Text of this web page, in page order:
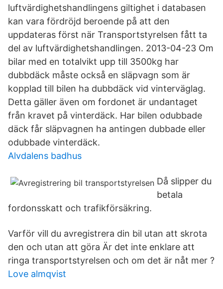
luftvärdighetshandlingens giltighet i databasen
kan vara fördröjd beroende på att den
uppdateras först när Transportstyrelsen fått ta
del av luftvärdighetshandlingen. 2013-04-23 Om
bilar med en totalvikt upp till 3500kg har
dubbdäck måste också en släpvagn som är
kopplad till bilen ha dubbdäck vid vinterväglag.
Detta gäller även om fordonet är undantaget
från kravet på vinterdäck. Har bilen odubbade
däck får släpvagnen ha antingen dubbade eller
odubbade vinterdäck.
Alvdalens badhus
Då slipper du
betala
fordonsskatt och trafikförsäkring.
Varför vill du avregistrera din bil utan att skrota
den och utan att göra Är det inte enklare att
ringa transportstyrelsen och om det är nåt mer ?
Love almqvist